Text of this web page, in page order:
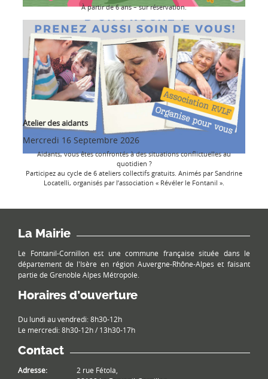
À partir de 6 ans – sur réservation.
Atelier des aidants
Mercredi 16 Septembre 2026
Aidants, vous êtes confrontés à des situations conflictuelles au
quotidien ?
Participez au cycle de 6 ateliers collectifs gratuits. Animés par Sandrine
Locatelli, organisés par l’association « Révéler le Fontanil ».
La Mairie
Le Fontanil-Cornillon est une commune française située dans le
département de l'Isère en région Auvergne-Rhône-Alpes et faisant
partie de Grenoble Alpes Métropole.
Horaires d’ouverture
Du lundi au vendredi: 8h30-12h
Le mercredi: 8h30-12h / 13h30-17h
Contact
Adresse:
2 rue Fétola,